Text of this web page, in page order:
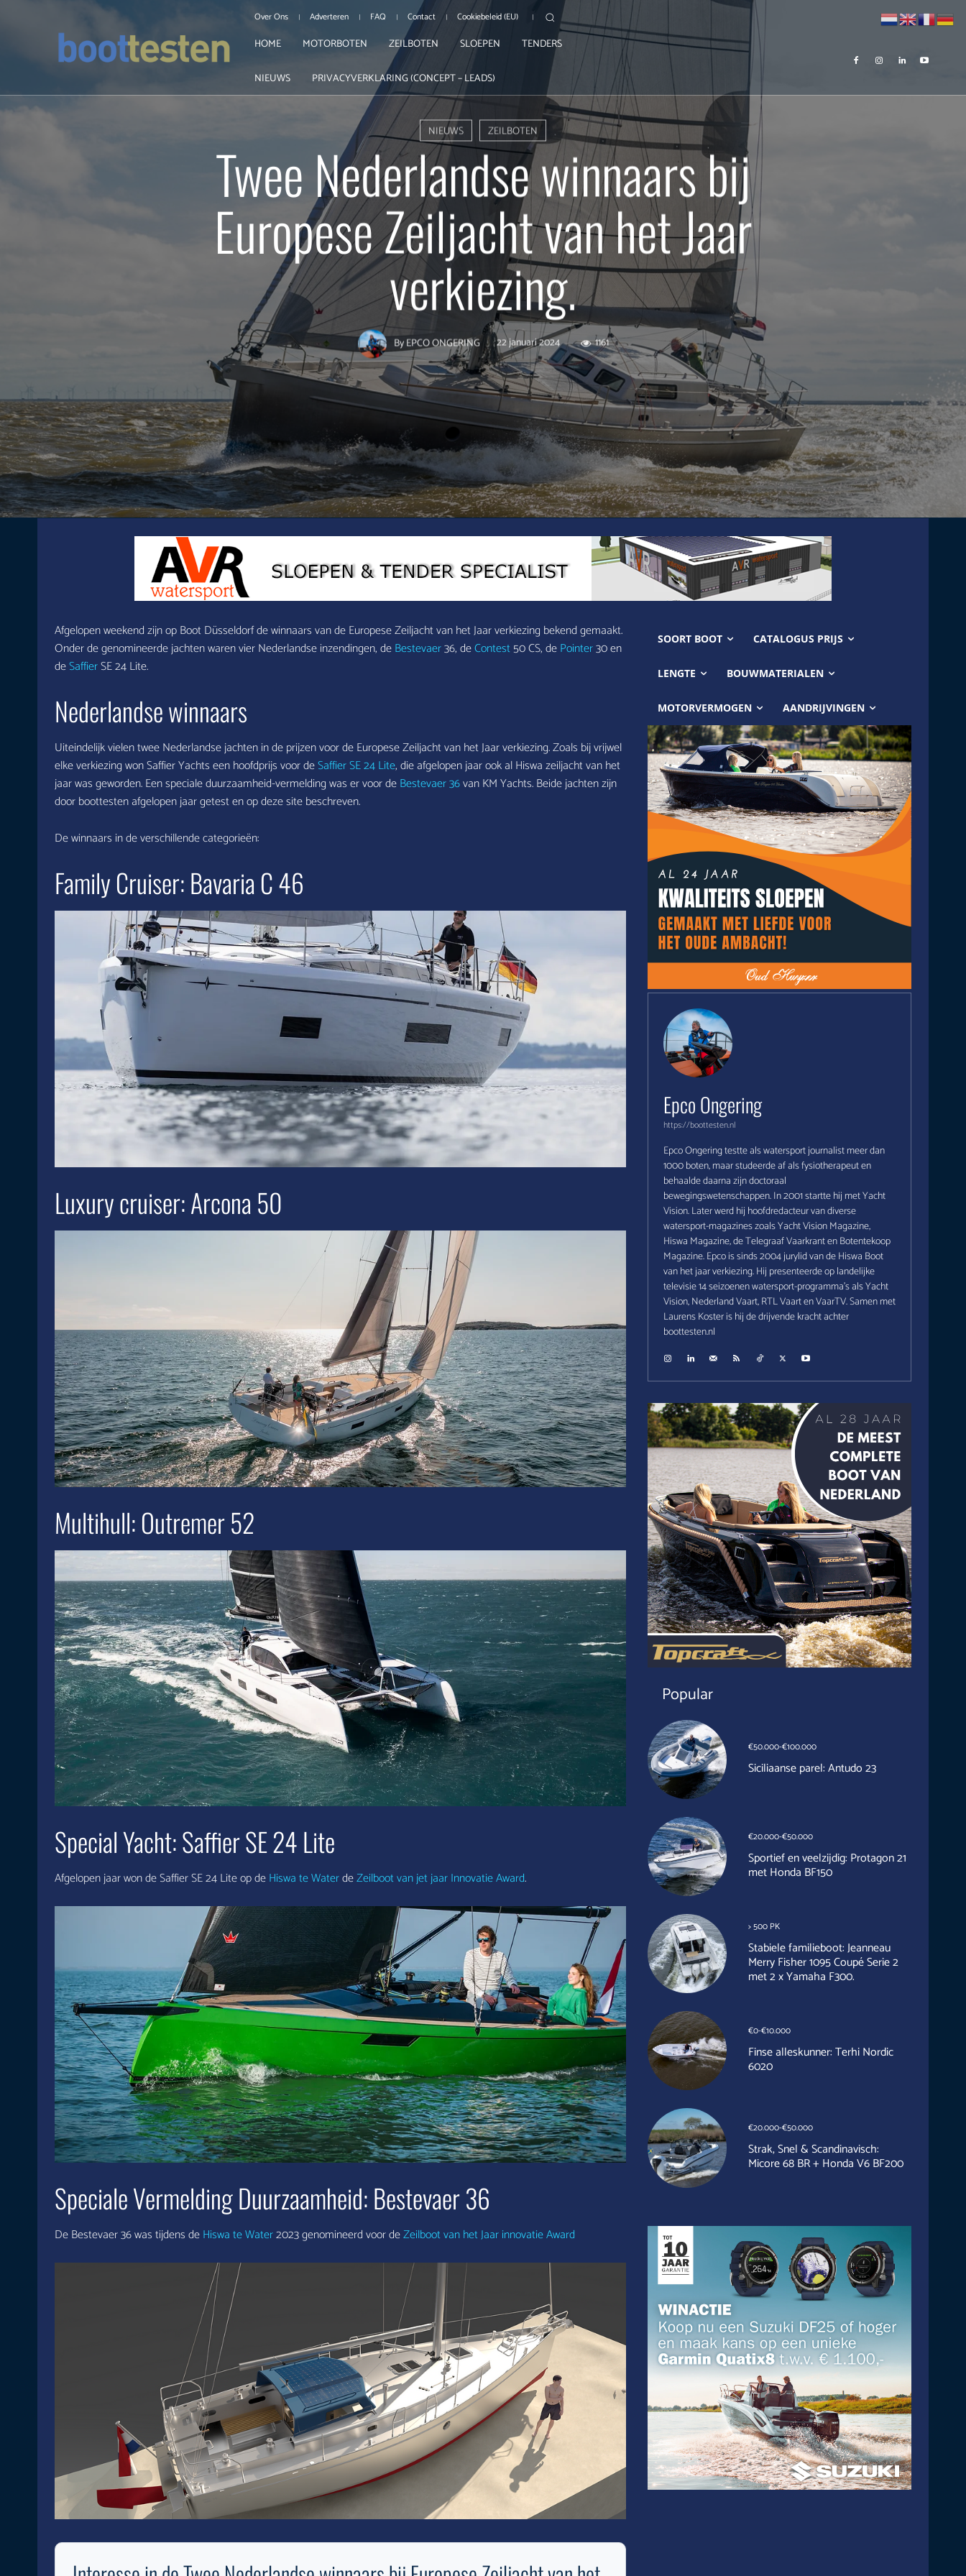
Over Ons Adverteren FAQ Contact Cookiebeleid (EU)
HOME MOTORBOTEN ZEILBOTEN SLOEPEN TENDERS
NIEUWS PRIVACYVERKLARING (CONCEPT – LEADS)
NIEUWS ZEILBOTEN
Twee Nederlandse winnaars bij
Europese Zeiljacht van het Jaar
verkiezing.
ByEPCO ONGERING 22 januari 2024 1161
Afgelopen weekend zijn op Boot Düsseldorf de winnaars van de Europese Zeiljacht van het Jaar verkiezing bekend gemaakt.
Onder de genomineerde jachten waren vier Nederlandse inzendingen, deBestevaer36, deContest50 CS, dePointer30 en
deSaffierSE 24 Lite.
Nederlandse winnaars
Uiteindelijk vielen twee Nederlandse jachten in de prijzen voor de Europese Zeiljacht van het Jaar verkiezing. Zoals bij vrijwel
elke verkiezing won Saffier Yachts een hoofdprijs voor deSaffier SE 24 Lite, die afgelopen jaar ook al Hiswa zeiljacht van het
jaar was geworden. Een speciale duurzaamheid-vermelding was er voor deBestevaer 36van KM Yachts. Beide jachten zijn
door boottesten afgelopen jaar getest en op deze site beschreven.
De winnaars in de verschillende categorieën:
Family Cruiser: Bavaria C 46
Luxury cruiser: Arcona 50
Multihull: Outremer 52
Special Yacht: Saffier SE 24 Lite
Afgelopen jaar won de Saffier SE 24 Lite op deHiswa te WaterdeZeilboot van jet jaar Innovatie Award.
Speciale Vermelding Duurzaamheid: Bestevaer 36
De Bestevaer 36 was tijdens deHiswa te Water2023 genomineerd voor deZeilboot van het Jaar innovatie Award
SOORT BOOT CATALOGUS PRIJS
LENGTE BOUWMATERIALEN
MOTORVERMOGEN AANDRIJVINGEN
Epco Ongering
https://boottesten.nl
Epco Ongering testte als watersport journalist meer dan
1000 boten, maar studeerde af als fysiotherapeut en
behaalde daarna zijn doctoraal
bewegingswetenschappen. In 2001 startte hij met Yacht
Vision. Later werd hij hoofdredacteur van diverse
watersport-magazines zoals Yacht Vision Magazine,
Hiswa Magazine, de Telegraaf Vaarkrant en Botentekoop
Magazine. Epco is sinds 2004 jurylid van de Hiswa Boot
van het jaar verkiezing. Hij presenteerde op landelijke
televisie 14 seizoenen watersport-programma's als Yacht
Vision, Nederland Vaart, RTL Vaart en VaarTV. Samen met
Laurens Koster is hij de drijvende kracht achter
boottesten.nl
Popular
€50.000-€100.000
Siciliaanse parel: Antudo 23
€20.000-€50.000
Sportief en veelzijdig: Protagon 21
met Honda BF150
> 500 PK
Stabiele familieboot: Jeanneau
Merry Fisher 1095 Coupé Serie 2
met 2 x Yamaha F300.
€0-€10.000
Finse alleskunner: Terhi Nordic
6020
€20.000-€50.000
Strak, Snel & Scandinavisch:
Micore 68 BR + Honda V6 BF200